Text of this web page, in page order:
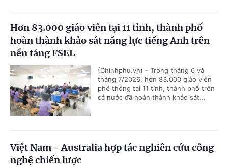
Hơn 83.000 giáo viên tại 11 tỉnh, thành phố
hoàn thành khảo sát năng lực tiếng Anh trên
nền tảng FSEL
(Chinhphu.vn) - Trong tháng 6 và
tháng 7/2026, hơn 83.000 giáo viên
phổ thông tại 11 tỉnh, thành phố trên
cả nước đã hoàn thành khảo sát...
Việt Nam - Australia hợp tác nghiên cứu công
nghệ chiến lược